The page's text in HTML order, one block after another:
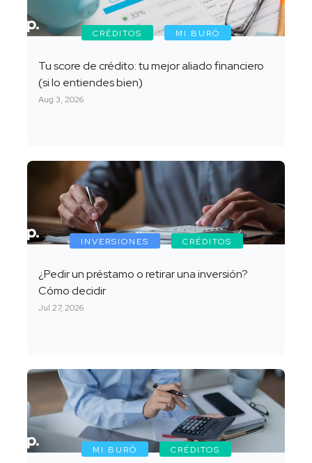
CRÉDITOS MI BURÓ
Tu score de crédito: tu mejor aliado financiero
(si lo entiendes bien)
Aug 3, 2026
INVERSIONES CRÉDITOS
¿Pedir un préstamo o retirar una inversión?
Cómo decidir
Jul 27, 2026
MI BURÓ CRÉDITOS